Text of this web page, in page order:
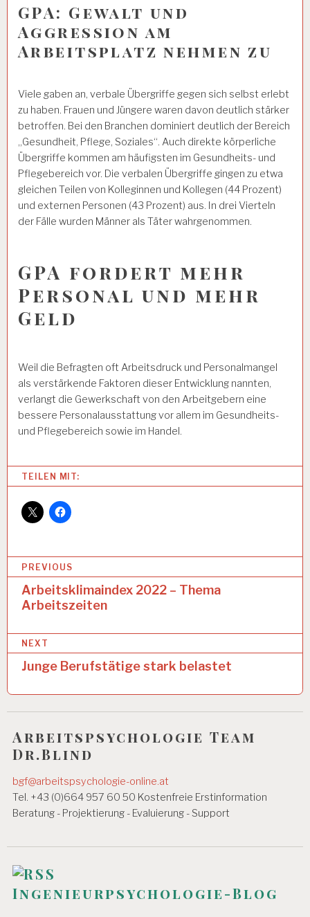
GPA: Gewalt und
Aggression am
Arbeitsplatz nehmen zu
Viele gaben an, verbale Übergriffe gegen sich selbst erlebt
zu haben. Frauen und Jüngere waren davon deutlich stärker
betroffen. Bei den Branchen dominiert deutlich der Bereich
„Gesundheit, Pflege, Soziales“. Auch direkte körperliche
Übergriffe kommen am häufigsten im Gesundheits- und
Pflegebereich vor. Die verbalen Übergriffe gingen zu etwa
gleichen Teilen von Kolleginnen und Kollegen (44 Prozent)
und externen Personen (43 Prozent) aus. In drei Vierteln
der Fälle wurden Männer als Täter wahrgenommen.
GPA fordert mehr
Personal und mehr
Geld
Weil die Befragten oft Arbeitsdruck und Personalmangel
als verstärkende Faktoren dieser Entwicklung nannten,
verlangt die Gewerkschaft von den Arbeitgebern eine
bessere Personalausstattung vor allem im Gesundheits-
und Pflegebereich sowie im Handel.
Categories:
G
R
S
I
O
N
R
B
E
I
U
N
G
E
U
D
H
A
R
TEILEN MIT:
B
t
r
g
s
n
a
v
i
g
a
t
PREVIOUS
Arbeitsklimaindex 2022 – Thema
Arbeitszeiten
NEXT
Junge Berufstätige stark belastet
Arbeitspsychologie Team
Dr.Blind
bgf@arbeitspsychologie-online.at
Tel. +43 (0)664 957 60 50 Kostenfreie Erstinformation
Beratung - Projektierung - Evaluierung - Support
Ingenieurpsychologie-Blog